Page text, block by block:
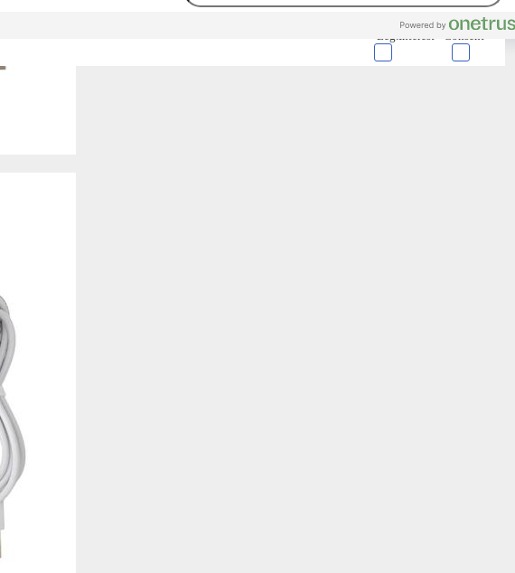
necesarias
para que el sitio web funcione y no se pueden desactivar en nuestros sistemas. Por ejemplo, estas
necesarias te permitirán acceder a tu área de cliente, mantener activa tu sesión mientras navegas o
de compras. También nos permitirán detectar cualquier problema técnico que pueda afectar la
y / o la navegación en el Sitio. Puedes configurar tu navegador para bloquear o ser notificado de la
pero algunas partes del sitio web pueden verse afectadas. Estas cookies no almacenan ninguna
personal.
determinar el número de visitas y las fuentes de tráfico, con el fin de medir y mejorar el rendimiento
Consent
Leg.Interest